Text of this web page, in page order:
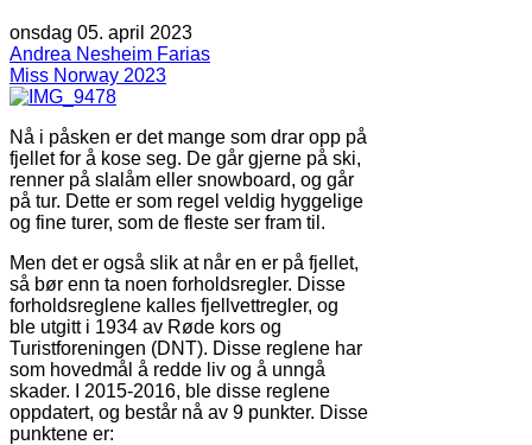
onsdag 05. april 2023
Andrea Nesheim Farias
Miss Norway 2023
Nå i påsken er det mange som drar opp på
fjellet for å kose seg. De går gjerne på ski,
renner på slalåm eller snowboard, og går
på tur. Dette er som regel veldig hyggelige
og fine turer, som de fleste ser fram til.
Men det er også slik at når en er på fjellet,
så bør enn ta noen forholdsregler. Disse
forholdsreglene kalles fjellvettregler, og
ble utgitt i 1934 av Røde kors og
Turistforeningen (DNT). Disse reglene har
som hovedmål å redde liv og å unngå
skader. I 2015-2016, ble disse reglene
oppdatert, og består nå av 9 punkter. Disse
punktene er: